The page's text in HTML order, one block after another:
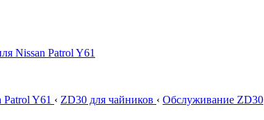
Patrol Y61 ‹ ZD30 для чайников ‹ Обслуживание ZD30